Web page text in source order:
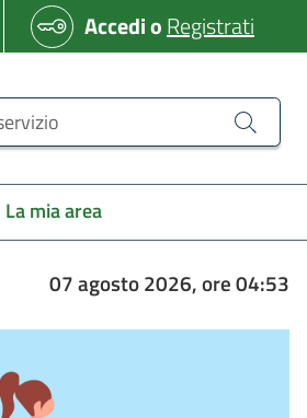
AccedioRegistrati
La mia area
07 agosto 2026, ore 04:53